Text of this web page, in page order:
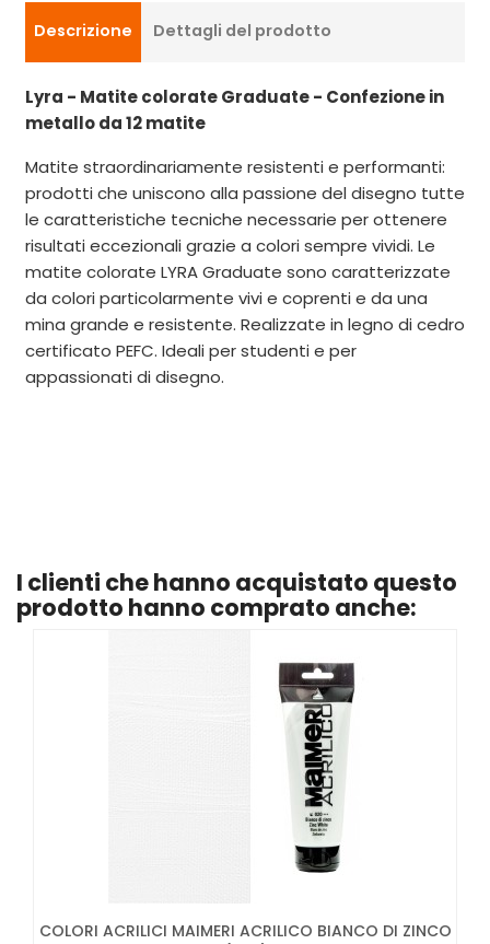
Descrizione Dettagli del prodotto
Lyra - Matite colorate Graduate - Confezione in
metallo da 12 matite
Matite straordinariamente resistenti e performanti:
prodotti che uniscono alla passione del disegno tutte
le caratteristiche tecniche necessarie per ottenere
risultati eccezionali grazie a colori sempre vividi. Le
matite colorate LYRA Graduate sono caratterizzate
da colori particolarmente vivi e coprenti e da una
mina grande e resistente. Realizzate in legno di cedro
certificato PEFC. Ideali per studenti e per
appassionati di disegno.
I clienti che hanno acquistato questo
prodotto hanno comprato anche:
COLORI ACRILICI MAIMERI ACRILICO BIANCO DI ZINCO